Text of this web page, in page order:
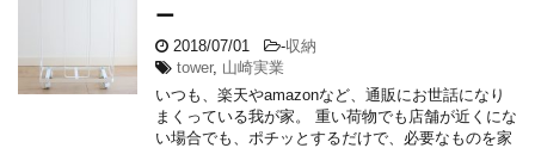
ー
2018/07/01 -収納
tower, 山崎実業
いつも、楽天やamazonなど、通販にお世話になり
まくっている我が家。 重い荷物でも店舗が近くにな
い場合でも、ポチッとするだけで、必要なものを家